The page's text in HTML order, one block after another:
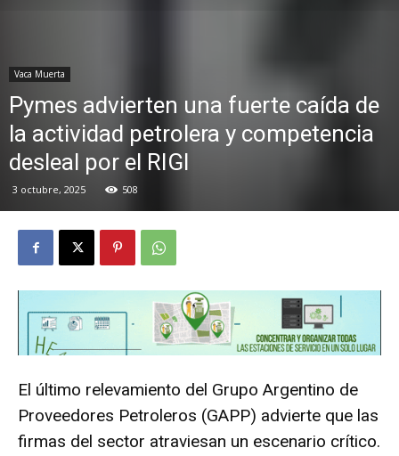
Vaca Muerta
Pymes advierten una fuerte caída de
la actividad petrolera y competencia
desleal por el RIGI
3 octubre, 2025 508
El último relevamiento del Grupo Argentino de
Proveedores Petroleros (GAPP) advierte que las
firmas del sector atraviesan un escenario crítico.